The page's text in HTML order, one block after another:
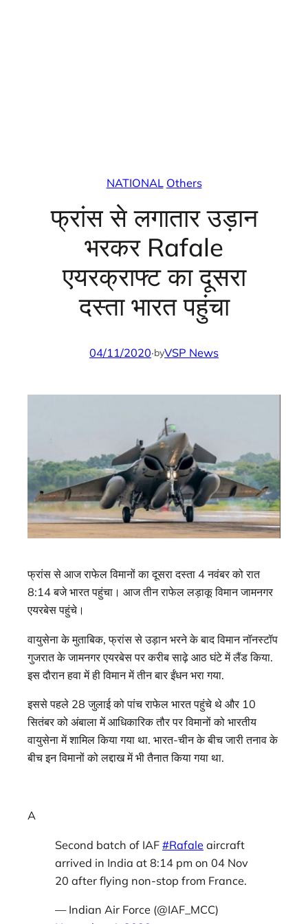
NATIONAL Others
फ्रांस से लगातार उड़ान
भरकर Rafale
एयरक्राफ्ट का दूसरा
दस्ता भारत पहुंचा
04/11/2020·byVSP News
फ्रांस से आज राफेल विमानों कादूसरा दस्ता 4 नवंबर को रात
8:14 बजे भारत पहुंचा। आज तीन राफेल लड़ाकू विमान जामनगर
एयरबेस पहुंचे।
वायुसेना के मुताबिक, फ्रांस से उड़ान भरने के बाद विमान नॉनस्टॉप
गुजरात के जामनगर एयरबेस पर करीब साढ़े आठ घंटे में लैंड किया.
इस दौरान हवा में ही विमान में तीन बार ईंधन भरा गया.
इससे पहले 28 जुलाई को पांच राफेल भारत पहुंचे थे और 10
सितंबर को अंबाला में आधिकारिक तौर पर विमानों को भारतीय
वायुसेना में शामिल किया गया था. भारत-चीन के बीच जारी तनाव के
बीच इन विमानों को लद्दाख में भी तैनात किया गया था.
A
Second batch of IAF #Rafale aircraft
arrived in India at 8:14 pm on 04 Nov
20 after flying non-stop from France.
— Indian Air Force (@IAF_MCC)